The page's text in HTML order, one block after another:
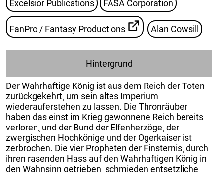
Excelsior Publications FASA Corporation
FanPro / Fantasy Productions Alan Cowsill
Hintergrund
Der Wahrhaftige König ist aus dem Reich der Toten
zurückgekehrt¸ um sein altes Imperium
wiederauferstehen zu lassen. Die Thronräuber
haben das einst im Krieg gewonnene Reich bereits
verloren¸ und der Bund der Elfenherzöge¸ der
zwergischen Hochkönige und der Ogerkaiser ist
zerbrochen. Die vier Propheten der Finsternis¸ durch
ihren rasenden Hass auf den Wahrhaftigen König in
den Wahnsinn getrieben¸ schmieden entsetzliche